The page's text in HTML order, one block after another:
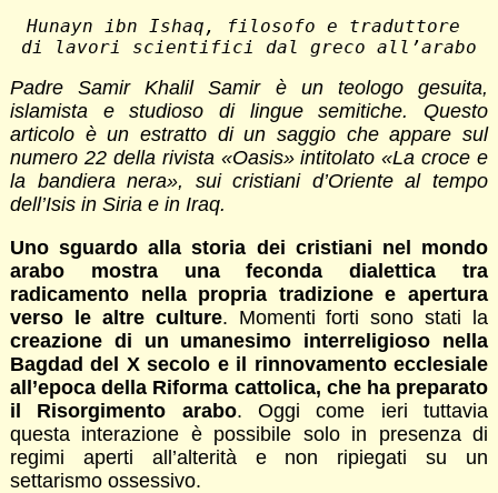
Hunayn ibn Ishaq, filosofo e traduttore
di lavori scientifici dal greco all’arabo
Padre Samir Khalil Samir è un teologo gesuita,
islamista e studioso di lingue semitiche. Questo
articolo è un estratto di un saggio che appare sul
numero 22 della rivista «Oasis» intitolato «La croce e
la bandiera nera», sui cristiani d’Oriente al tempo
dell’Isis in Siria e in Iraq.
Uno sguardo alla storia dei cristiani nel mondo
arabo mostra una feconda dialettica tra
radicamento nella propria tradizione e apertura
verso le altre culture. Momenti forti sono stati la
creazione di un umanesimo interreligioso nella
Bagdad del X secolo e il rinnovamento ecclesiale
all’epoca della Riforma cattolica, che ha preparato
il Risorgimento arabo. Oggi come ieri tuttavia
questa interazione è possibile solo in presenza di
regimi aperti all’alterità e non ripiegati su un
settarismo ossessivo.